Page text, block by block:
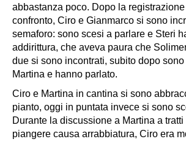
abbastanza poco. Dopo la
confronto, Ciro e Gianmarco si sono
semaforo: sono scesi a parlare e Steri
addirittura, che aveva paura che
due si sono incontrati, subito dopo
Martina e hanno parlato.
Ciro e Martina in cantina si sono
pianto, oggi in puntata invece si sono
Durante la discussione a Martina a
piangere causa arrabbiatura, Ciro era